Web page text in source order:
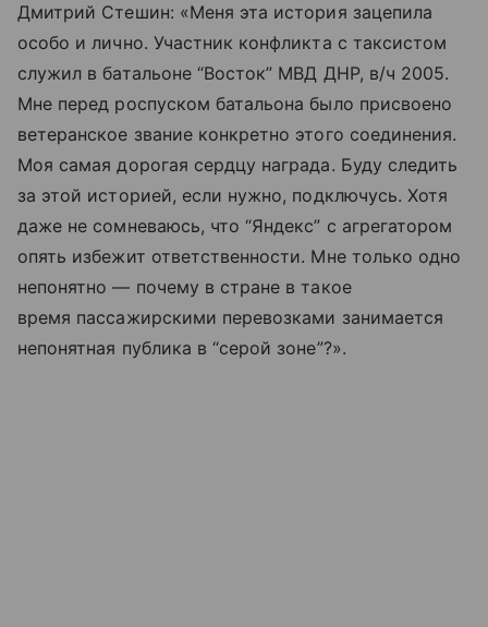
Дмитрий Стешин: «Меня эта история зацепила
особо и лично. Участник конфликта с таксистом
служил в батальоне “Восток” МВД ДНР, в/ч 2005.
Мне перед роспуском батальона было присвоено
ветеранское звание конкретно этого соединения.
Моя самая дорогая сердцу награда. Буду следить
за этой историей, если нужно, подключусь. Хотя
даже не сомневаюсь, что “Яндекс” с агрегатором
опять избежит ответственности. Мне только одно
непонятно — почему в стране в такое
время пассажирскими перевозками занимается
непонятная публика в “серой зоне”?».